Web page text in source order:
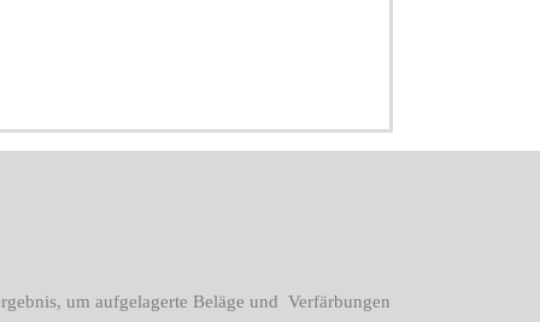
um aufgelagerte Beläge und Verfärbungen